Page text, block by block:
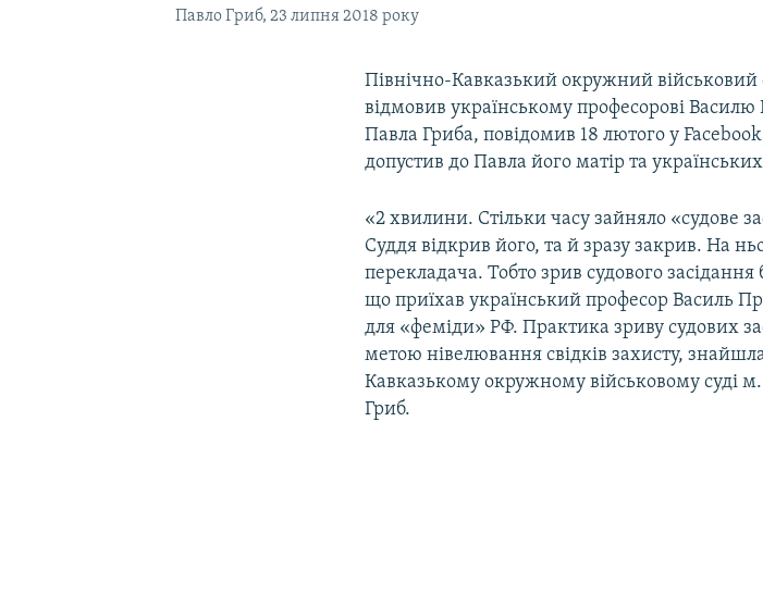
Павло Гриб, 23 липня 2018 року
Північно-Кавказький окружний військовий
відмовив українському професорові Василю
Павла Гриба, повідомив 18 лютого у
допустив до Павла його матір та
«2 хвилини. Стільки часу зайняло «судове
Суддя відкрив його, та й зразу закрив. На
перекладача. Тобто зрив судового засідання
що приїхав український професор Василь
для «феміди» РФ. Практика зриву судових
метою нівелювання свідків захисту,
Кавказькому окружному військовому суді
Гриб.